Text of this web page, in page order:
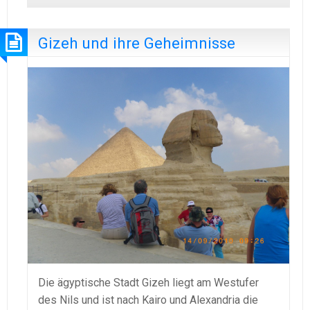
Gizeh und ihre Geheimnisse
Die ägyptische Stadt Gizeh liegt am Westufer
des Nils und ist nach Kairo und Alexandria die